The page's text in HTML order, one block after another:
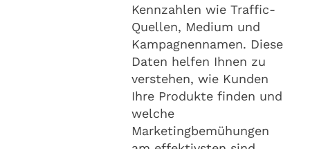
Kennzahlen wie Traffic-
Quellen, Medium und
Kampagnennamen. Diese
Daten helfen Ihnen zu
verstehen, wie Kunden
Ihre Produkte finden und
welche
Marketingbemühungen